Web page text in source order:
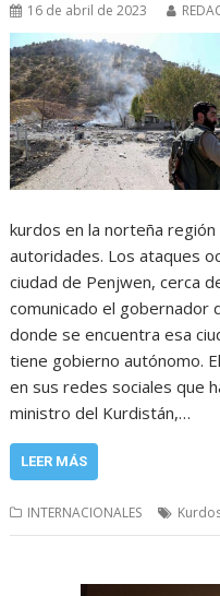
16 de abril de 2023
kurdos en la norteña
autoridades. Los ataques
ciudad de Penjwen, cerca
comunicado el gobernador
donde se encuentra esa
tiene gobierno autónomo.
en sus redes sociales que
ministro del Kurdistán,…
LEER MÁS
INTERNACIONALES